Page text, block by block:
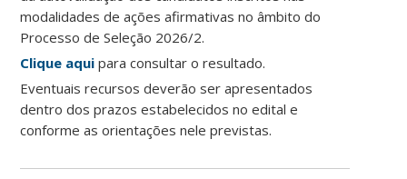
modalidades de ações afirmativas no âmbito do
Processo de Seleção 2026/2.
Clique aqui para consultar o resultado.
Eventuais recursos deverão ser apresentados
dentro dos prazos estabelecidos no edital e
conforme as orientações nele previstas.